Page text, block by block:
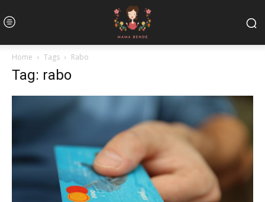
Home Tags Rabo
Tag: rabo